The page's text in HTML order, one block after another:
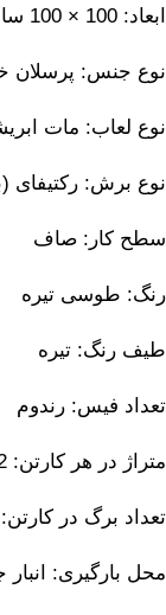
ابعاد: 100 × 100 سانتی‌متر
نوع جنس: پرسلان
نوع لعاب: مات
نوع برش:
سطح کار: صاف
رنگ: طوسی تیره
طیف رنگ: تیره
تعداد فیس: رندوم
متراژ در هر کارتن: 2 متر مربع
تعداد برگ در کارتن: 2 عدد
محل بارگیری: